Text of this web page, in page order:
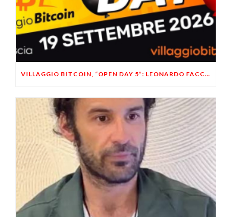
VILLAGGIO BITCOIN, “OPEN DAY 5”: LEONARDO FACCO OSPITE A BRESCIA